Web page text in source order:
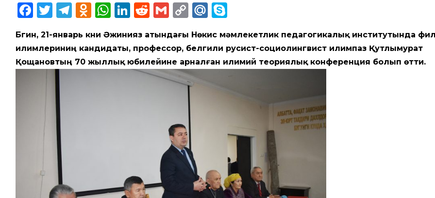
Facebook
Twitter
Telegram
Odnoklassniki
WhatsApp
LinkedIn
Reddit
Gmail
CopyMail.Ru
Бүгин, 21-январь күни Әжинияз атындағы Нөкис мәмлекетлик педагогикалық институтында
илимлериниң кандидаты, профессор, белгили русист-социолингвист илимпаз Қутлымурат
Қощановтың 70 жыллық юбилейине арналған илимий теориялық конференция болып өтти.